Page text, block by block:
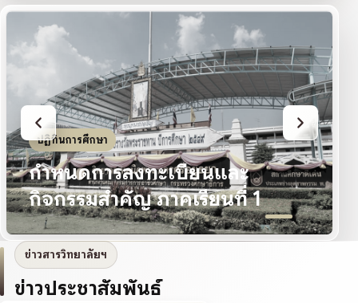
ปฏิทินการศึกษา
กำหนดการลงทะเบียนและ
กิจกรรมสำคัญ ภาคเรียนที่ 1
ข่าวสารวิทยาลัยฯ
ข่าวประชาสัมพันธ์